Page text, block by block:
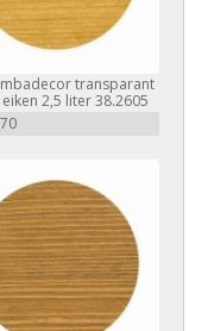
transparant
2,5 liter 38.2605